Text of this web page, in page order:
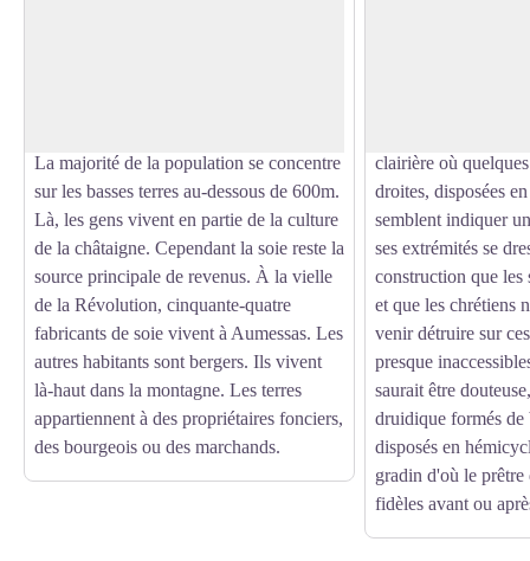
La majorité de la population se concentre
sur les basses terres au-dessous de 600m.
Là, les gens vivent en partie de la culture
de la châtaigne. Cependant la soie reste la
source principale de revenus. À la vielle
de la Révolution, cinquante-quatre
fabricants de soie vivent à Aumessas. Les
autres habitants sont bergers. Ils vivent
là-haut dans la montagne. Les terres
appartiennent à des propriétaires fonciers,
des bourgeois ou des marchands.
clairière où
droites, disposées
semblent indiquer
ses extrémités se
construction que les
et que les chrétiens
venir détruire sur
presque
saurait être
druidique formés de
disposés en
gradin d'où le prêtre
fidèles avant ou